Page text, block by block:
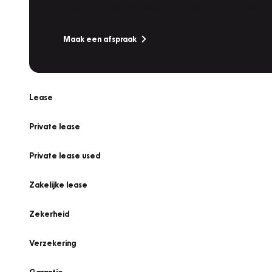
Maak een afspraak
Lease
Private lease
Private lease used
Zakelijke lease
Zekerheid
Verzekering